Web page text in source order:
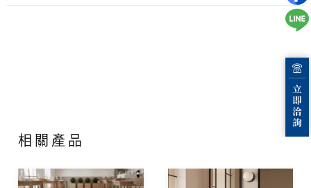
相關產品